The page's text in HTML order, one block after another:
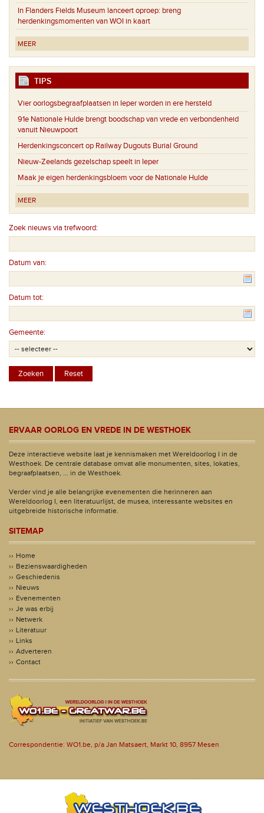
In Flanders Fields Museum lanceert oproep: breng
herdenkingsmomenten van WOI in kaart
MEER
TIPS
Vier oorlogsbegraafplaatsen in Ieper worden in ere hersteld
91e Nationale Hulde brengt boodschap van vrede en verbondenheid
vanuit Nieuwpoort
Herdenkingsconcert op Railway Dugouts Burial Ground
Nieuw-Zeelands gezelschap speelt in Ieper
Maak je eigen herdenkingsbloem voor de Nationale Hulde
MEER
Zoek nieuws via trefwoord:
Datum van:
Datum tot:
Gemeente:
ERVAAR OORLOG EN VREDE IN DE WESTHOEK
Deze interactieve website laat je kennismaken met Wereldoorlog I in de
Westhoek. De centrale database omvat alle monumenten, sites, lokaties,
begraafplaatsen, ... in de Westhoek.
Verder vind je alle belangrijke evenementen die herinneren aan
Wereldoorlog I, een literatuurlijst, de musea, interessante websites en
uitgebreide historische informatie.
SITEMAP
Home
Bezienswaardigheden
Geschiedenis
Nieuws
Evenementen
Je was erbij
Netwerk
Literatuur
Links
Adverteren
Contact
Correspondentie: WO1.be, p/a Jan Matsaert, Markt 10, 8957 Mesen